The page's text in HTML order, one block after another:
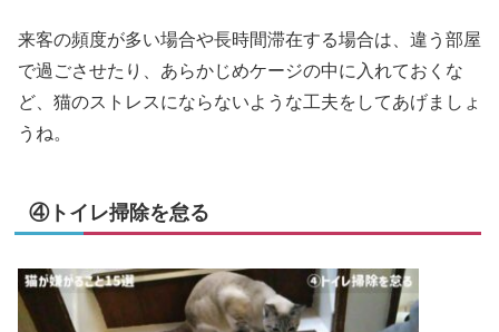
来客の頻度が多い場合や長時間滞在する場合は、違う部屋
で過ごさせたり、あらかじめケージの中に入れておくな
ど、猫のストレスにならないような工夫をしてあげましょ
うね。
④トイレ掃除を怠る